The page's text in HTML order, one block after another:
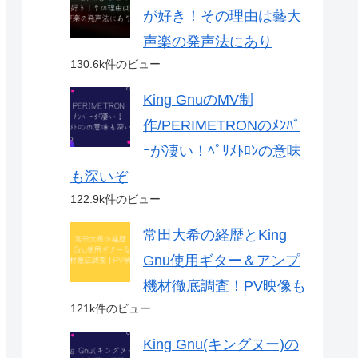
が好き！その理由は藝大
声楽の発声法にあり
130.6k件のビュー
King GnuのMV制
作/PERIMETRONのﾒﾝﾊﾞ
ｰが凄い！ﾍﾟﾘﾒﾄﾛﾝの意味
も深いぞ
122.9k件のビュー
常田大希の経歴とKing
Gnu使用ギター＆アンプ
機材徹底調査！PV映像も
121k件のビュー
King Gnu(キングヌー)の